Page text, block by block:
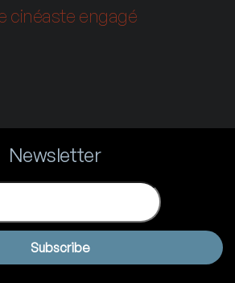
cinéaste engagé
Newsletter
Subscribe